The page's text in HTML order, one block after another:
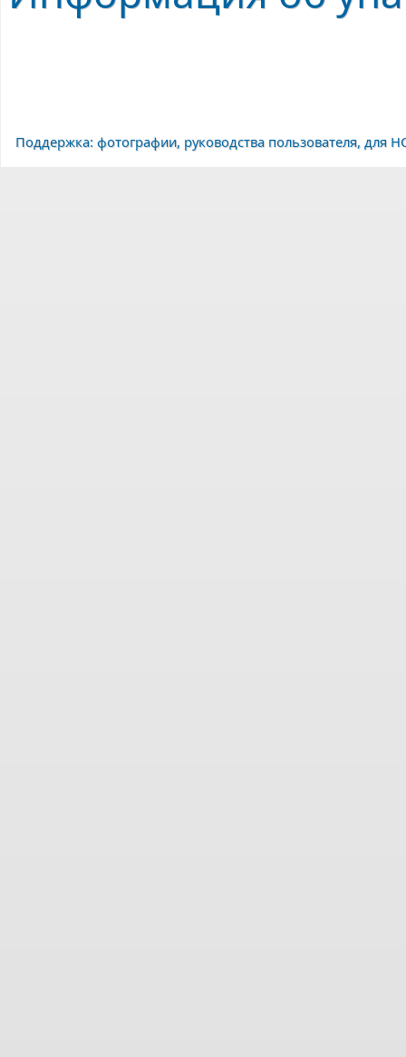
Поддержка: фотографии, руководства пользователя, для